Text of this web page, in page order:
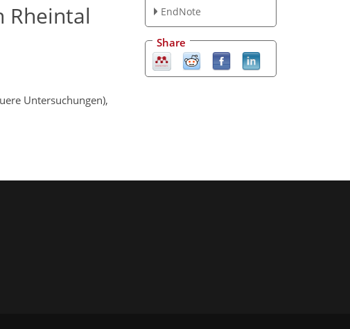
Rheintal
Untersuchungen),
EndNote
Share